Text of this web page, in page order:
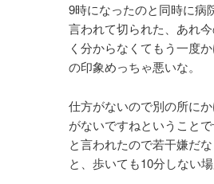
9時になったのと同時に病
言われて切られた、あれ
く分からなくてもう一度
の印象めっちゃ悪いな。
仕方がないので別の所に
がないですねということ
と言われたので若干嫌だ
と、歩いても10分しない場